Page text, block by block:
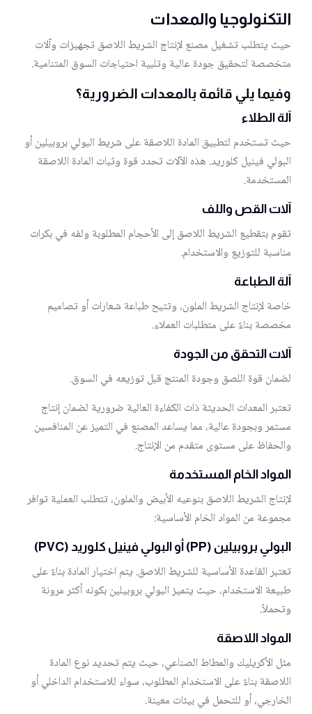
التكنولوجيا والمعدات
حيث يتطلب تشغيل مصنع لإنتاج الشريط اللاصق تجهيزات وآلات
متخصصة لتحقيق جودة عالية وتلبية احتياجات السوق المتنامية.
وفيما يلي قائمة بالمعدات الضرورية؟
آلة الطلاء
حيث تستخدم لتطبيق المادة اللاصقة على شريط البولي بروبيلين أو
البولي فينيل كلوريد. هذه الآلات تحدد قوة وثبات المادة اللاصقة
المستخدمة.
آلات القص واللف
تقوم بتقطيع الشريط اللاصق إلى الأحجام المطلوبة ولفه في بكرات
مناسبة للتوزيع والاستخدام.
آلة الطباعة
خاصة لإنتاج الشريط الملون، وتتيح طباعة شعارات أو تصاميم
مخصصة بناءً على متطلبات العملاء.
آلات التحقق من الجودة
لضمان قوة اللصق وجودة المنتج قبل توزيعه في السوق.
تعتبر المعدات الحديثة ذات الكفاءة العالية ضرورية لضمان إنتاج
مستمر وبجودة عالية، مما يساعد المصنع في التميز عن المنافسين
والحفاظ على مستوى متقدم من الإنتاج.
المواد الخام المستخدمة
لإنتاج الشريط اللاصق بنوعيه الأبيض والملون، تتطلب العملية توافر
مجموعة من المواد الخام الأساسية:
البولي بروبيلين (PP) أو البولي فينيل كلوريد (PVC)
تعتبر القاعدة الأساسية للشريط اللاصق. يتم اختيار المادة بناءً على
طبيعة الاستخدام، حيث يتميز البولي بروبيلين بكونه أكثر مرونة
وتحملاً.
المواد اللاصقة
مثل الأكريليك والمطاط الصناعي، حيث يتم تحديد نوع المادة
اللاصقة بناءً على الاستخدام المطلوب، سواء للاستخدام الداخلي أو
الخارجي، أو للتحمل في بيئات معينة.